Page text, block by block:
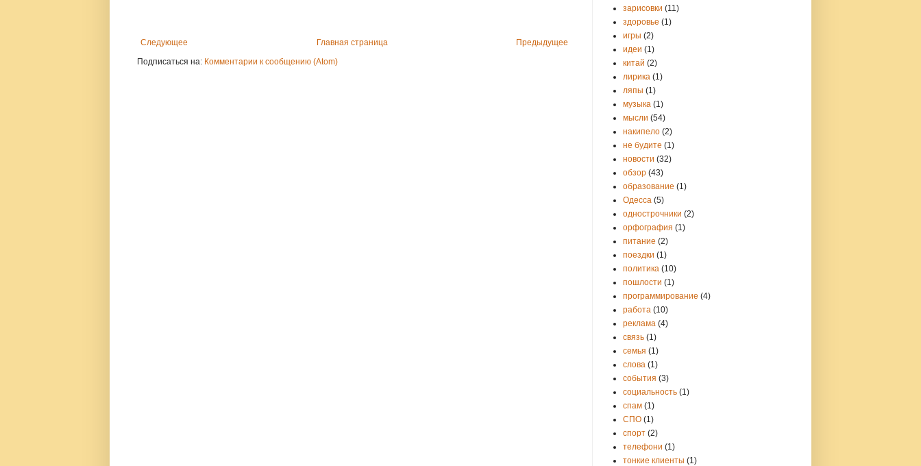
Следующее Предыдущее
Главная страница
Подписаться на: Комментарии к сообщению (Atom)
зарисовки (11)
здоровье (1)
игры (2)
идеи (1)
китай (2)
лирика (1)
ляпы (1)
музыка (1)
мысли (54)
накипело (2)
не будите (1)
новости (32)
обзор (43)
образование (1)
Одесса (5)
однострочники (2)
орфография (1)
питание (2)
поездки (1)
политика (10)
пошлости (1)
программирование (4)
работа (10)
реклама (4)
связь (1)
семья (1)
слова (1)
события (3)
социальность (1)
спам (1)
СПО (1)
спорт (2)
телефони (1)
тонкие клиенты (1)